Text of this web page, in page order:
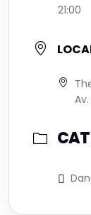
21:00